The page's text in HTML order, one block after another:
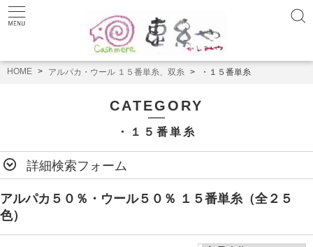
HOME アルパカ・ウール １５番単糸、双糸 ・１５番単糸
CATEGORY
・１５番単糸
詳細検索フォーム
アルパカ５０％・ウール５０％ １５番単糸（全２５
色）